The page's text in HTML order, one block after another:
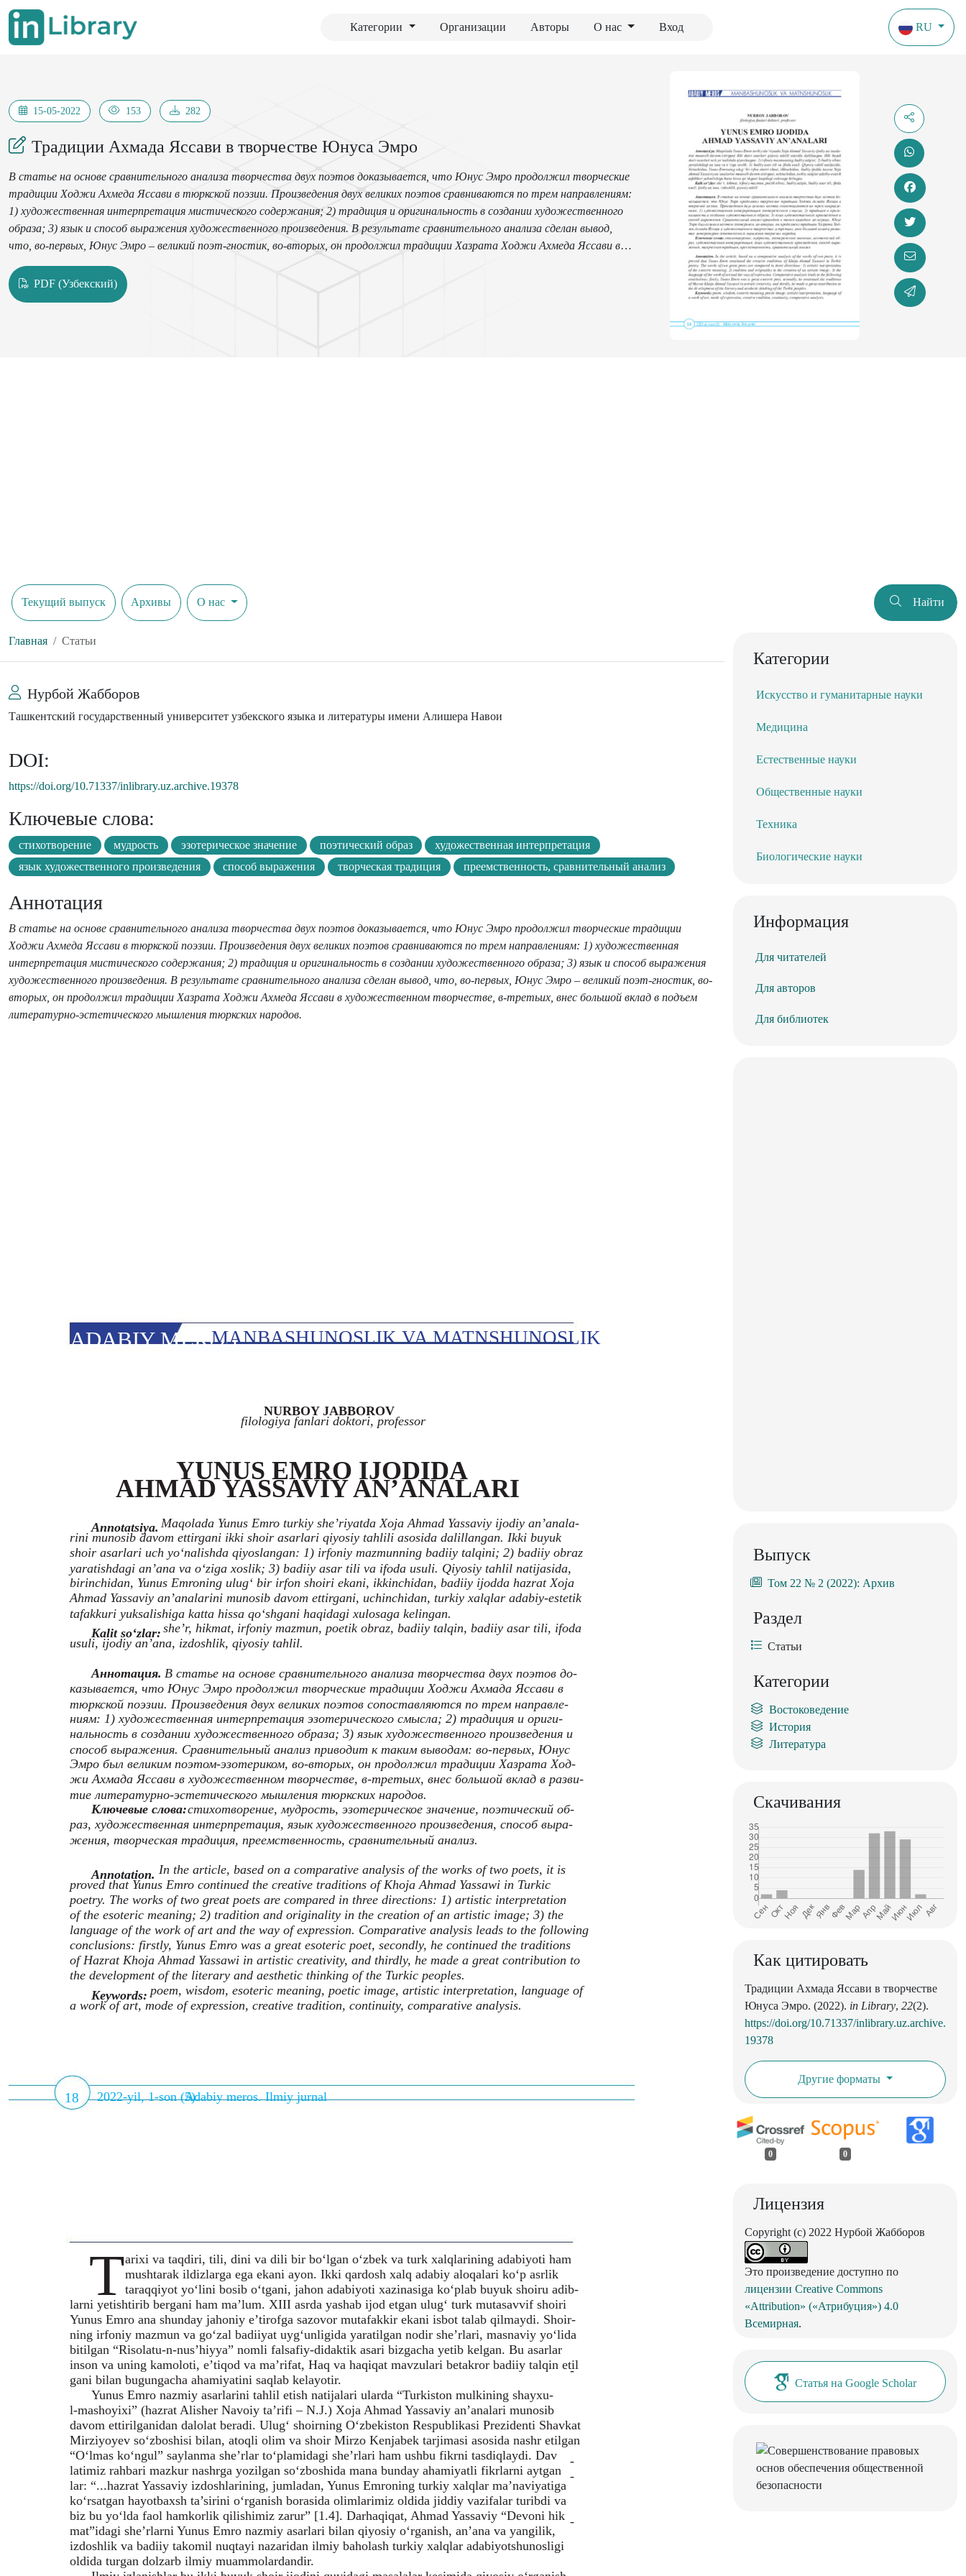
Категории Организации Авторы О нас Вход RU
15-05-2022 153 282
Традиции Ахмада Яссави в творчестве Юнуса Эмро
В статье на основе сравнительного анализа творчества двух поэтов доказывается, что Юнус Эмро продолжил творческие
традиции Ходжи Ахмеда Яссави в тюркской поэзии. Произведения двух великих поэтов сравниваются по трем направлениям:
1) художественная интерпретация мистического содержания; 2) традиция и оригинальность в создании художественного
образа; 3) язык и способ выражения художественного произведения. В результате сравнительного анализа сделан вывод,
что, во-первых, Юнус Эмро – великий поэт-гностик, во-вторых, он продолжил традиции Хазрата Ходжи Ахмеда Яссави в
народов.PDF (Узбекский)
Текущий выпуск Архивы О нас Найти
Главная Статьи
Нурбой Жабборов
Ташкентский государственный университет узбекского языка и литературы имени Алишера Навои
DOI:
https://doi.org/10.71337/inlibrary.uz.archive.19378
Ключевые слова:
стихотворение мудрость эзотерическое значение поэтический образ
художественная интерпретация
язык художественного произведения
способ выражения творческая традиция преемственность, сравнительный анализ
Аннотация
В статье на основе сравнительного анализа творчества двух поэтов доказывается, что Юнус Эмро продолжил творческие традиции
Ходжи Ахмеда Яссави в тюркской поэзии. Произведения двух великих поэтов сравниваются по трем направлениям: 1) художественная
интерпретация мистического содержания; 2) традиция и оригинальность в создании художественного образа; 3) язык и способ выражения
художественного произведения. В результате сравнительного анализа сделан вывод, что, во-первых, Юнус Эмро – великий поэт-гностик, во-
вторых, он продолжил традиции Хазрата Ходжи Ахмеда Яссави в художественном творчестве, в-третьих, внес большой вклад в подъем
литературно-эстетического мышления тюркских народов.
18 Adabiy meros. Ilmiy jurnal
2022-yil, 1-son (5)
ADABIY MEROSMANBASHUNOSLIK VA MATNSHUNOSLIK
NURBOY JABBOROV
filologiya fanlari doktori, professor
YUNUS EMRO IJODIDA
AHMAD YASSAVIY AN’ANALARI
Annotatsiya. Maqolada Yunus Emro turkiy she’riyatda Xoja Ahmad Yassaviy ijodiy an’anala-
rini munosib davom ettirgani ikki shoir asarlari qiyosiy tahlili asosida dalillangan. Ikki buyuk
shoir asarlari uch yo‘nalishda qiyoslangan: 1) irfoniy mazmunning badiiy talqini; 2) badiiy obraz
yaratishdagi an’ana va o‘ziga xoslik; 3) badiiy asar tili va ifoda usuli. Qiyosiy tahlil natijasida,
birinchidan, Yunus Emroning ulug‘ bir irfon shoiri ekani, ikkinchidan, badiiy ijodda hazrat Xoja
Ahmad Yassaviy an’analarini munosib davom ettirgani, uchinchidan, turkiy xalqlar adabiy-estetik
tafakkuri yuksalishiga katta hissa qo‘shgani haqidagi xulosaga kelingan.
Kalit so‘zlar: she’r, hikmat, irfoniy mazmun, poetik obraz, badiiy talqin, badiiy asar tili, ifoda
usuli, ijodiy an’ana, izdoshlik, qiyosiy tahlil.
Аннотация. В статье на основе сравнительного анализа творчества двух поэтов до-
казывается, что Юнус Эмро продолжил творческие традиции Ходжи Ахмада Яссави в
тюркской поэзии. Произведения двух великих поэтов сопоставляются по трем направле-
ниям: 1) художественная интерпретация эзотерического смысла; 2) традиция и ориги-
нальность в создании художественного образа; 3) язык художественного произведения и
способ выражения. Сравнительный анализ приводит к таким выводам: во-первых, Юнус
Эмро был великим поэтом-эзотериком, во-вторых, он продолжил традиции Хазрата Ход-
жи Ахмада Яссави в художественном творчестве, в-третьих, внес большой вклад в разви-
тие литературно-эстетического мышления тюркских народов.
Ключевые слова:стихотворение, мудрость, эзотерическое значение, поэтический об-
раз, художественная интерпретация, язык художественного произведения, способ выра-
жения, творческая традиция, преемственность, сравнительный анализ.
Annotation. In the article, based on a comparative analysis of the works of two poets, it is
proved that Yunus Emro continued the creative traditions of Khoja Ahmad Yassawi in Turkic
poetry. The works of two great poets are compared in three directions: 1) artistic interpretation
of the esoteric meaning; 2) tradition and originality in the creation of an artistic image; 3) the
language of the work of art and the way of expression. Comparative analysis leads to the following
conclusions: firstly, Yunus Emro was a great esoteric poet, secondly, he continued the traditions
of Hazrat Khoja Ahmad Yassawi in artistic creativity, and thirdly, he made a great contribution to
the development of the literary and aesthetic thinking of the Turkic peoples.
Keywords: poem, wisdom, esoteric meaning, poetic image, artistic interpretation, language of
a work of art, mode of expression, creative tradition, continuity, comparative analysis.
Tarixi va taqdiri, tili, dini va dili bir bo‘lgan o‘zbek va turk xalqlarining adabiyoti ham
mushtarak ildizlarga ega ekani ayon. Ikki qardosh xalq adabiy aloqalari ko‘p asrlik
taraqqiyot yo‘lini bosib o‘tgani, jahon adabiyoti xazinasiga ko‘plab buyuk shoiru adib-
larni yetishtirib bergani ham ma’lum. XIII asrda yashab ijod etgan ulug‘ turk mutasavvif shoiri
Yunus Emro ana shunday jahoniy e’tirofga sazovor mutafakkir ekani isbot talab qilmaydi. Shoir-
ning irfoniy mazmun va go‘zal badiiyat uyg‘unligida yaratilgan nodir she’rlari, masnaviy yo‘lida
bitilgan “Risolatu-n-nus’hiyya” nomli falsafiy-didaktik asari bizgacha yetib kelgan. Bu asarlar
inson va uning kamoloti, e’tiqod va ma’rifat, Haq va haqiqat mavzulari betakror badiiy talqin etil
-
gani bilan bugungacha ahamiyatini saqlab kelayotir.
Yunus Emro nazmiy asarlarini tahlil etish natijalari ularda “Turkiston mulkining shayxu-
l-mashoyixi” (hazrat Alisher Navoiy ta’rifi – N.J.) Xoja Ahmad Yassaviy an’analari munosib
davom ettirilganidan dalolat beradi. Ulug‘ shoirning O‘zbekiston Respublikasi Prezidenti Shavkat
Mirziyoyev so‘zboshisi bilan, atoqli olim va shoir Mirzo Kenjabek tarjimasi asosida nashr etilgan
“O‘lmas ko‘ngul” saylanma she’rlar to‘plamidagi she’rlari ham ushbu fikrni tasdiqlaydi. Dav
-
latimiz rahbari mazkur nashrga yozilgan so‘zboshida mana bunday ahamiyatli fikrlarni aytgan -
lar: “...hazrat Yassaviy izdoshlarining, jumladan, Yunus Emroning turkiy xalqlar ma’naviyatiga
ko‘rsatgan hayotbaxsh ta’sirini o‘rganish borasida olimlarimiz oldida jiddiy vazifalar turibdi va
biz bu yo‘lda faol hamkorlik qilishimiz zarur” [1.4]. Darhaqiqat, Ahmad Yassaviy “Devoni hik -
mat”idagi she’rlarni Yunus Emro nazmiy asarlari bilan qiyosiy o‘rganish, an’ana va yangilik,
izdoshlik va badiiy takomil nuqtayi nazaridan ilmiy baholash turkiy xalqlar adabiyotshunosligi
oldida turgan dolzarb ilmiy muammolardandir.
Категории
Искусство и гуманитарные науки
Медицина
Естественные науки
Общественные науки
Техника
Биологические науки
Информация
Для читателей
Для авторов
Для библиотек
Выпуск
Том 22 № 2 (2022): Архив
Раздел
Статьи
Категории
Востоковедение
История
Литература
Скачивания
Как цитировать
Традиции Ахмада Яссави в творчестве
Юнуса Эмро. (2022). in Library, 22(2).
https://doi.org/10.71337/inlibrary.uz.archive.
19378
Другие форматы
0 0
Лицензия
Copyright (c) 2022 Нурбой Жабборов
Это произведение доступно по
лицензии Creative Commons
«Attribution» («Атрибуция») 4.0
Всемирная.
Статья на Google Scholar